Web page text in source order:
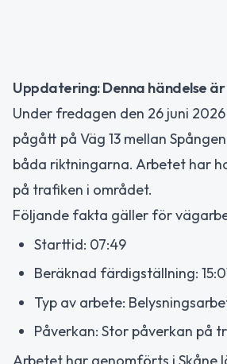
Uppdatering: Denna händelse
Under fredagen den 26 juni
pågått på Väg 13 mellan
båda riktningarna. Arbetet har
på trafiken i området.
Följande fakta gäller för
Starttid: 07:49
Beräknad färdigställning:
Typ av arbete:
Påverkan: Stor påverkan på
Arbetet har genomförts i Skåne